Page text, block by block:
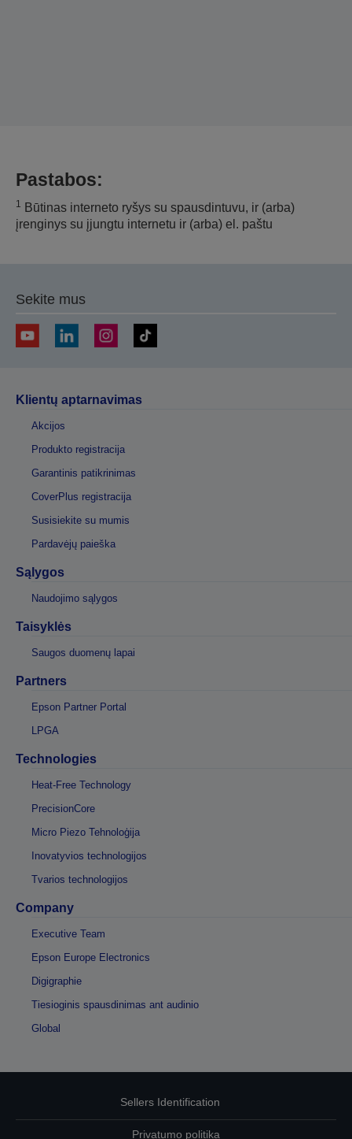
Pastabos:
1 Būtinas interneto ryšys su spausdintuvu, ir (arba)
įrenginys su įjungtu internetu ir (arba) el. paštu
Sekite mus
Klientų aptarnavimas
Akcijos
Produkto registracija
Garantinis patikrinimas
CoverPlus registracija
Susisiekite su mumis
Pardavėjų paieška
Sąlygos
Naudojimo sąlygos
Taisyklės
Saugos duomenų lapai
Partners
Epson Partner Portal
LPGA
Technologies
Heat-Free Technology
PrecisionCore
Micro Piezo Tehnoloģija
Inovatyvios technologijos
Tvarios technologijos
Company
Executive Team
Epson Europe Electronics
Digigraphie
Tiesioginis spausdinimas ant audinio
Global
Sellers Identification
Privatumo politika